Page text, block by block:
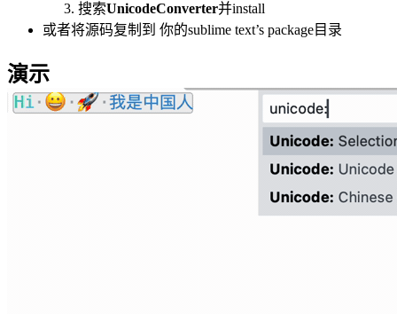
搜索UnicodeConverter并install
或者将源码复制到 你的sublime text’s package目录
演示